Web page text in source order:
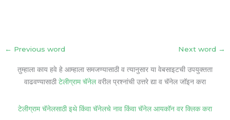
← Previous word Next word →
तुम्हाला काय हवे हे आम्हाला समजण्यासाठी व त्यानुसार या वेबसाइटची उपयुक्तता
वाढवण्यासाठी टेलीग्राम चॅनेलवरील प्रश्नांची उत्तरे द्या व चॅनेल जॉइन करा
टेलीग्राम चॅनेलसाठी इथे किंवा चॅनेलचे नाव किंवा चॅनेल आयकॉन वर क्लिक करा